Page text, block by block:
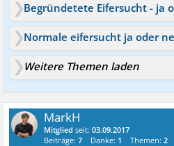
Begründetete Eifersucht - ja
Normale eifersucht ja oder
Weitere Themen laden
MarkH
Mitglied seit:03.09.2017
Beiträge:7 Danke: 1 Themen:2